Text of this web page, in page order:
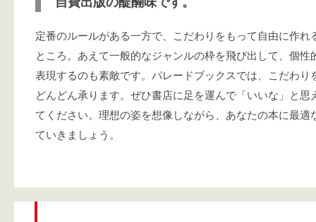
定番のルールがある一方で、こだわりをもって自由に作れ
ところ。あえて一般的なジャンルの枠を飛び出して、個性
表現するのも素敵です。パレードブックスでは、こだわり
どんどん承ります。ぜひ書店に足を運んで「いいな」と思
てください。理想の姿を想像しながら、あなたの本に最適
ていきましょう。